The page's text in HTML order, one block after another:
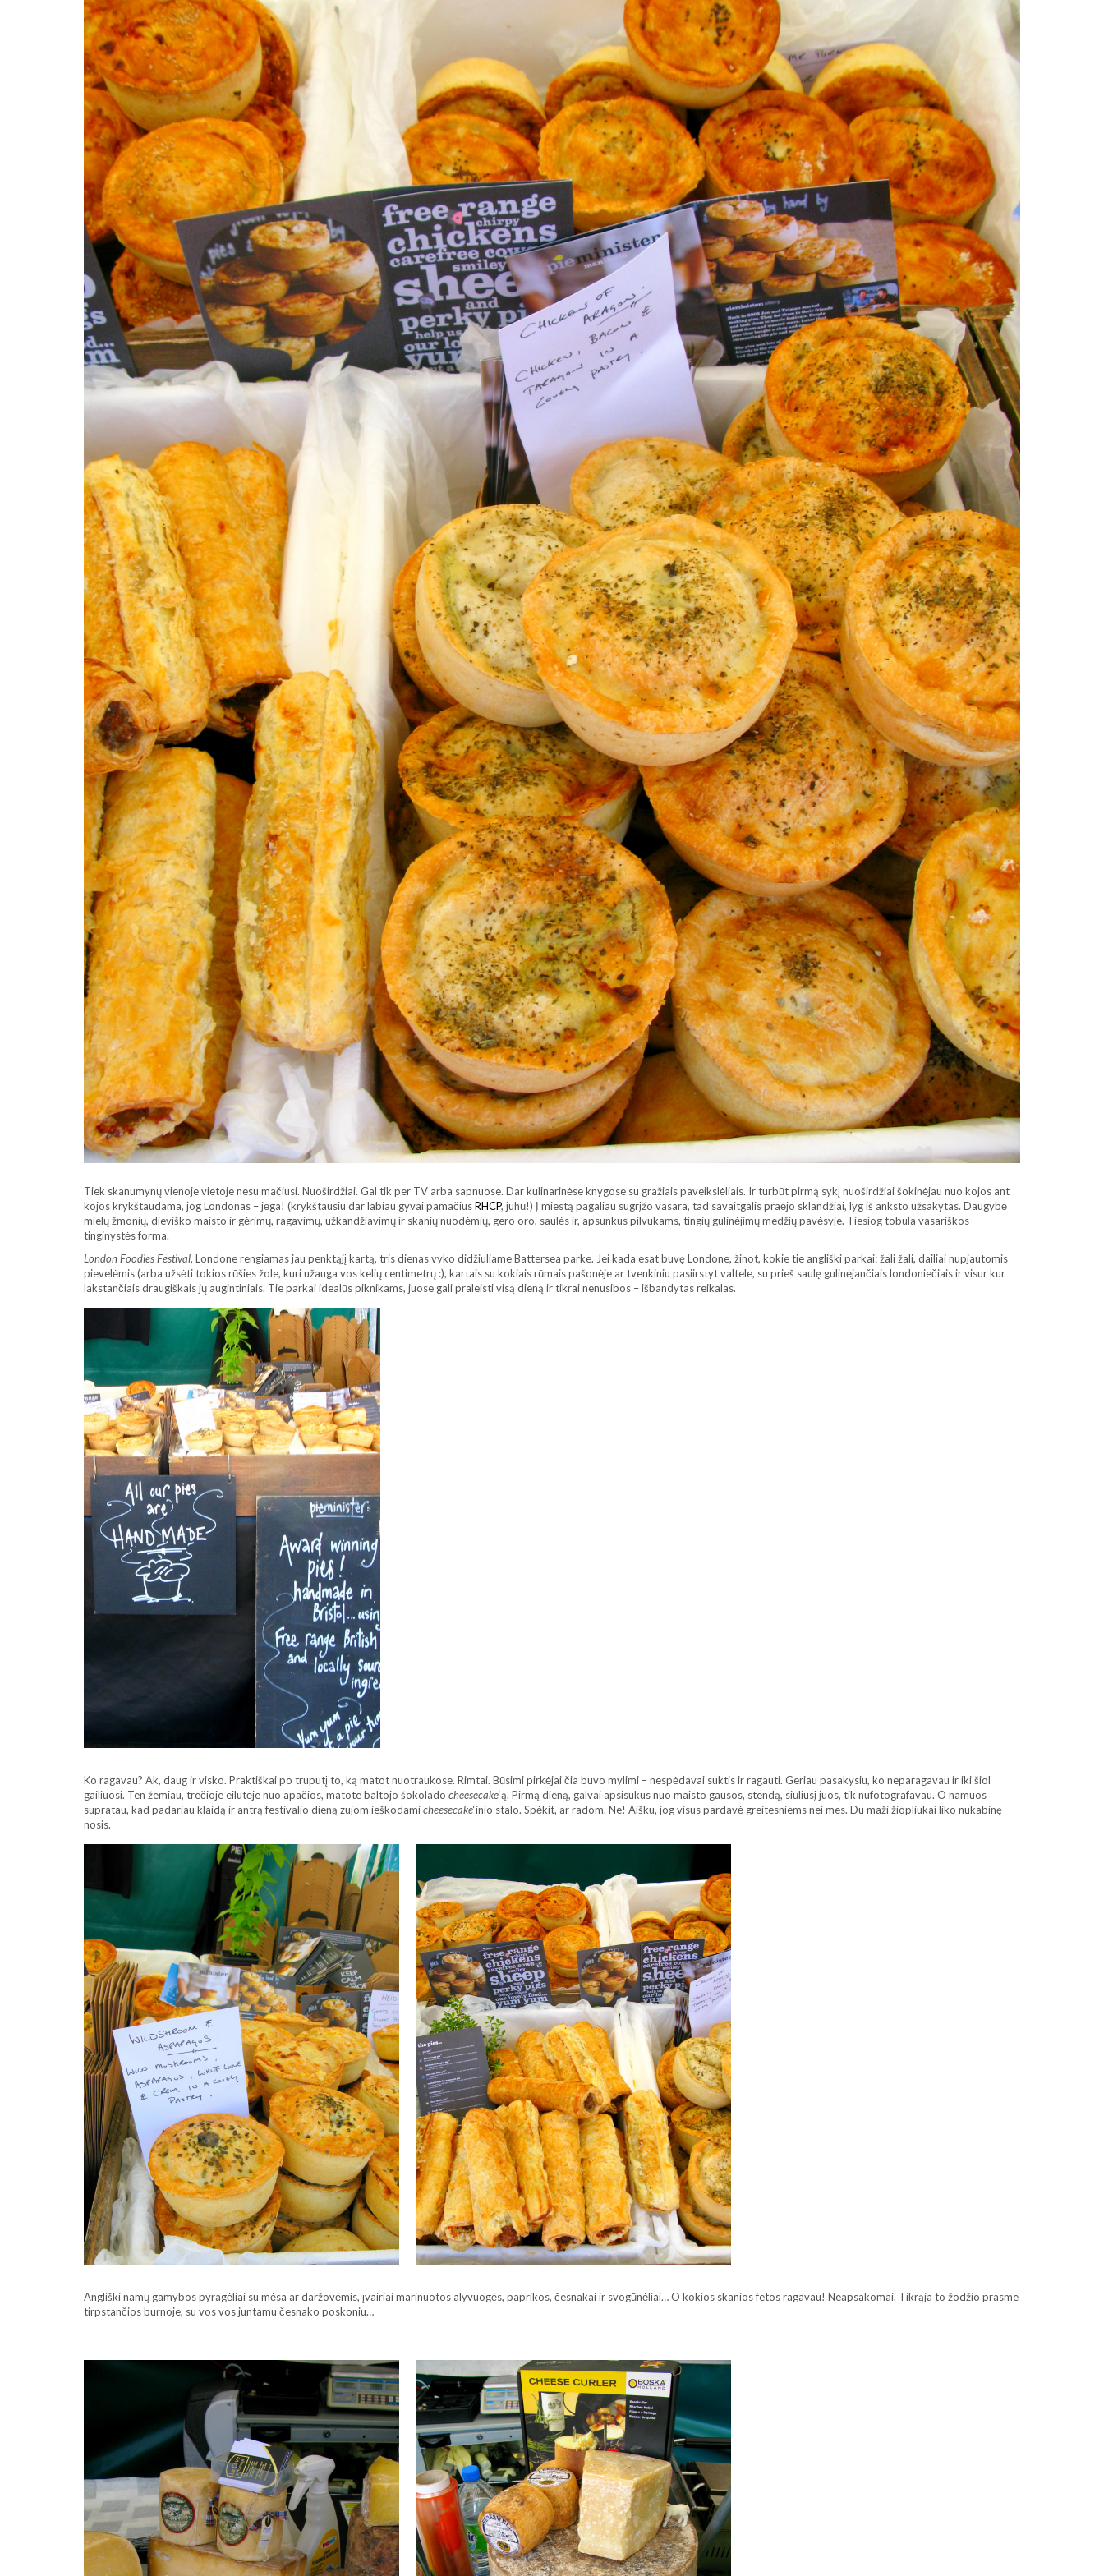
Tiek skanumynų vienoje vietoje nesu mačiusi. Nuoširdžiai. Gal tik per TV arba sapnuose. Dar kulinarinėse knygose su gražiais paveikslėliais. Ir turbūt pirmą sykį nuoširdžiai šokinėjau nuo kojos ant
kojos krykštaudama, jog Londonas – jėga! (krykštausiu dar labiau gyvai pamačiusRHCP, juhū!) Į miestą pagaliau sugrįžo vasara, tad savaitgalis praėjo sklandžiai, lyg iš anksto užsakytas. Daugybė
mielų žmonių, dieviško maisto ir gėrimų, ragavimų, užkandžiavimų ir skanių nuodėmių, gero oro, saulės ir, apsunkus pilvukams, tingių gulinėjimų medžių pavėsyje. Tiesiog tobula vasariškos
tinginystės forma.
London Foodies Festival, Londone rengiamas jau penktąjį kartą, tris dienas vyko didžiuliame Battersea parke. Jei kada esat buvę Londone, žinot, kokie tie angliški parkai: žali žali, dailiai nupjautomis
pievelėmis (arba užsėti tokios rūšies žole, kuri užauga vos kelių centimetrų :), kartais su kokiais rūmais pašonėje ar tvenkiniu pasiirstyt valtele, su prieš saulę gulinėjančiais londoniečiais ir visur kur
lakstančiais draugiškais jų augintiniais. Tie parkai idealūs piknikams, juose gali praleisti visą dieną ir tikrai nenusibos – išbandytas reikalas.
Ko ragavau? Ak, daug ir visko. Praktiškai po truputį to, ką matot nuotraukose. Rimtai. Būsimi pirkėjai čia buvo mylimi – nespėdavai suktis ir ragauti. Geriau pasakysiu, ko neparagavau ir iki šiol
gailiuosi. Ten žemiau, trečioje eilutėje nuo apačios, matote baltojo šokolado cheesecake‘ą. Pirmą dieną, galvai apsisukus nuo maisto gausos, stendą, siūliusį juos, tik nufotografavau. O namuos
supratau, kad padariau klaidą ir antrą festivalio dieną zujom ieškodamicheesecake‘inio stalo. Spėkit, ar radom. Ne! Aišku, jog visus pardavė greitesniems nei mes. Du maži žiopliukai liko nukabinę
nosis.
Angliški namų gamybos pyragėliai su mėsa ar daržovėmis, įvairiai marinuotos alyvuogės, paprikos, česnakai ir svogūnėliai… O kokios skanios fetos ragavau! Neapsakomai. Tikrąja to žodžio prasme
tirpstančios burnoje, su vos vos juntamu česnako poskoniu…